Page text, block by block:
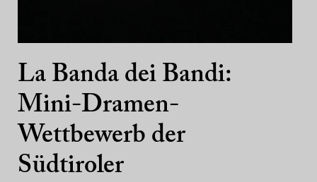
La Banda dei Bandi:
Mini-Dramen-
Wettbewerb der
Südtiroler